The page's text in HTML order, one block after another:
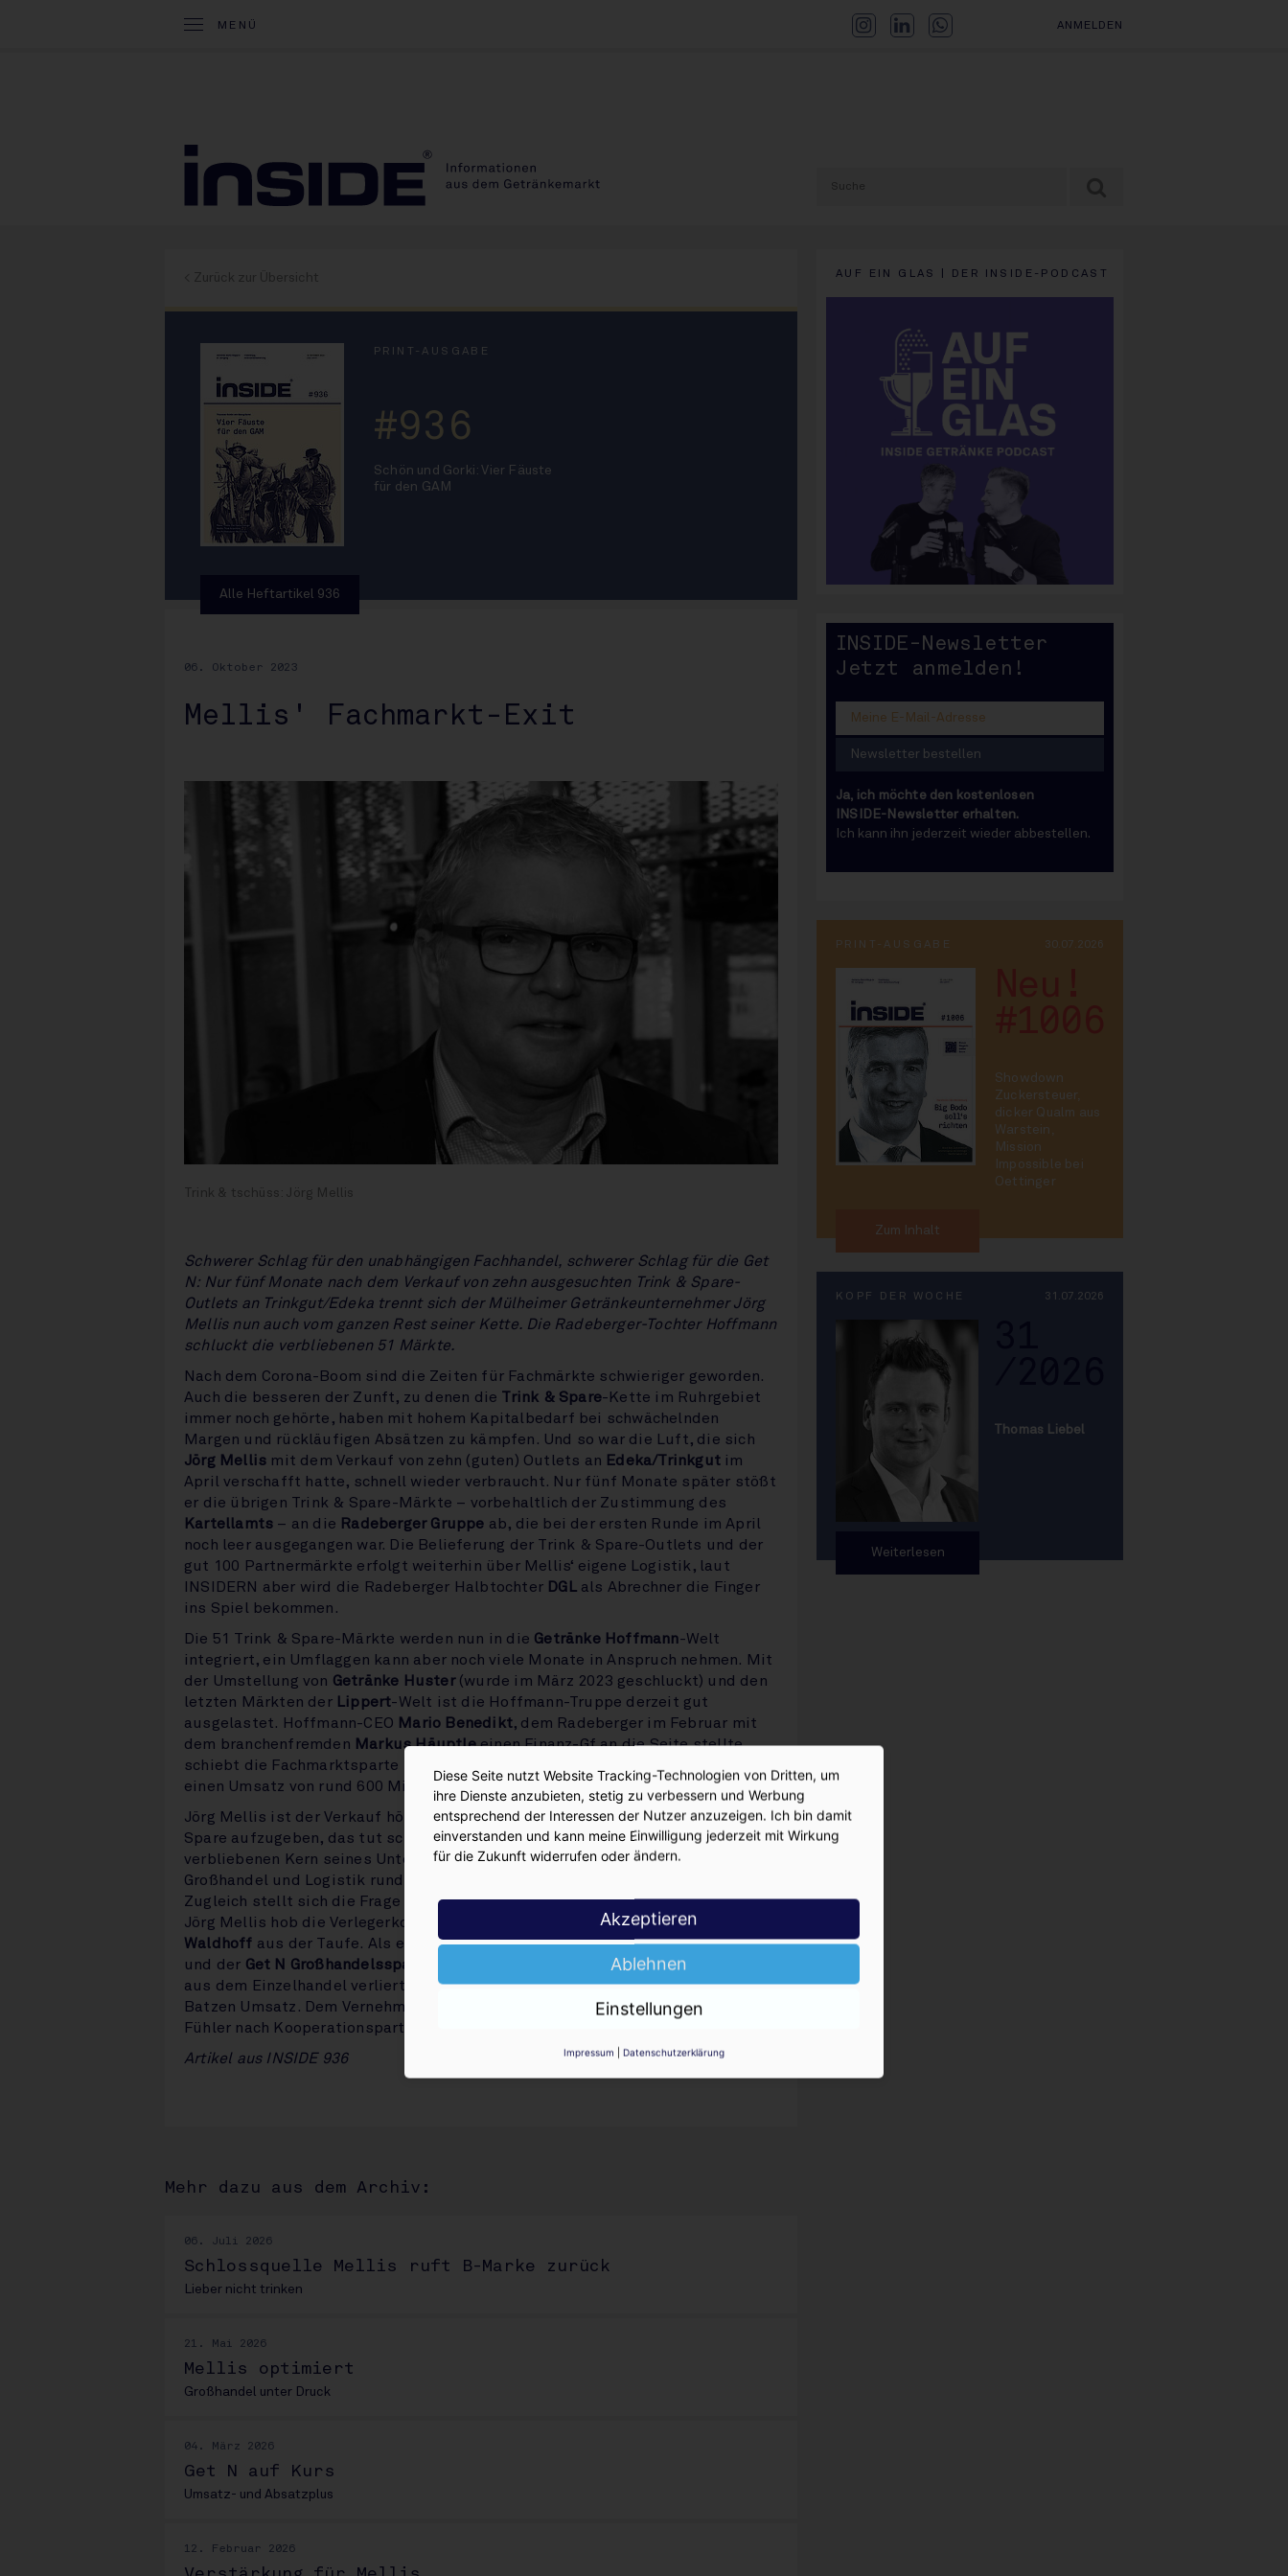
ANMELDEN
MENÜ
PRINT-AUSGABE
#936
Schön und Gorki: Vier Fäuste
für den GAM
Alle Heftartikel 936
06. Oktober 2023
Mellis' Fachmarkt-Exit
Trink & tschüss: Jörg Mellis
Schwerer Schlag für den unabhängigen Fachhandel, schwerer Schlag für die Get
N: Nur fünf Monate nach dem Verkauf von zehn ausgesuchten Trink & Spare-
Outlets an Trinkgut/Edeka trennt sich der Mülheimer Getränkeunternehmer Jörg
Mellis nun auch vom ganzen Rest seiner Kette. Die Radeberger-Tochter Hoffmann
schluckt die verbliebenen 51 Märkte.
Nach dem Corona-Boom sind die Zeiten für Fachmärkte schwieriger geworden.
Auch die besseren der Zunft, zu denen die Trink & Spare-Kette im Ruhrgebiet
immer noch gehörte, haben mit hohem Kapitalbedarf bei schwächelnden
Margen und rückläufigen Absätzen zu kämpfen. Und so war die Luft, die sich
Jörg Mellis mit dem Verkauf von zehn (guten) Outlets an Edeka/Trinkgut im
April verschafft hatte, schnell wieder verbraucht. Nur fünf Monate später stößt
er die übrigen Trink & Spare-Märkte – vorbehaltlich der Zustimmung des
Kartellamts – an die Radeberger Gruppe ab, die bei der ersten Runde im April
noch leer ausgegangen war. Die Belieferung der Trink & Spare-Outlets und der
gut 100 Partnermärkte erfolgt weiterhin über Mellis‘ eigene Logistik, laut
INSIDERN aber wird die Radeberger Halbtochter DGLals Abrechner die Finger
ins Spiel bekommen.
Die 51 Trink & Spare-Märkte werden nun in die Getränke Hoffmann-Welt
integriert, ein Umflaggen kann aber noch viele Monate in Anspruch nehmen. Mit
der Umstellung von Getränke Huster(wurde im März 2023 geschluckt) und den
letzten Märkten der Lippert-Welt ist die Hoffmann-Truppe derzeit gut
ausgelastet. Hoffmann-CEO Mario Benedikt, dem Radeberger im Februar mit
dem branchenfremden Markus Häuptleeinen Finanz-Gf an die Seite stellte,
schiebt die Fachmarktsparte mit dem Mellis-Deal nun auf 600 Märkte und
einen Umsatz von rund 600 Mio Euro.
Jörg Mellis ist der Verkauf hörbar schwer gefallen: „Nach über 30 Jahren Trink &
Spare aufzugeben, das tut schon weh.“ Er sieht sich nun in der Pflicht, den
verbliebenen Kern seines Unternehmens voranzubringen, die inklusive
Großhandel und Logistik rund 130 Mio Euro Umsatz große
Zugleich stellt sich die Frage nach der Mitgliedschaft von Mellis in derGet N.
Jörg Mellis hob die Verlegerkooperation 2009 zusammen mitGeins, Ahlers
Waldhoff aus der Taufe. Als einer von fünf Gesellschaftern derGet N Holding
und der Get N Großhandelssparte
bleibt er an Bord. Doch mit seinem Rückzug
aus dem Einzelhandel verliert der Get N Fachmarktdie Westflanke. Und einen
Batzen Umsatz. Dem Vernehmen nach strecken die Get N-Granden nun die
Fühler nach Kooperationspartnern aus.
Artikel aus INSIDE 936
Mehr dazu aus dem Archiv:
06. Juli 2026
Schlossquelle Mellis ruft B-Marke zurück
Lieber nicht trinken
21. Mai 2026
Mellis optimiert
Großhandel unter Druck
04. März 2026
Get N auf Kurs
Umsatz- und Absatzplus
12. Februar 2026
AUF EIN GLAS | DER INSIDE-PODCAST
INSIDE
INSIDE-Newsletter
Jetzt anmelden!
Ja, ich möchte den kostenlosen
INSIDE-Newsletter erhalten.
Ich kann ihn jederzeit wieder abbestellen.
PRINT-AUSGABE 30.07.2026
Showdown
Zuckersteuer,
dicker Qualm aus
Warstein,
Mission
Impossible bei
Oettinger
Zum Inhalt
KOPF DER WOCHE 31.07.2026
Thomas Liebel
Weiterlesen
Diese Seite nutzt Website Tracking-Technologien von Dritten, um
ihre Dienste anzubieten, stetig zu verbessern und Werbung
entsprechend der Interessen der Nutzer anzuzeigen. Ich bin damit
einverstanden und kann meine Einwilligung jederzeit mit Wirkung
für die Zukunft widerrufen oder ändern.
Akzeptieren
Ablehnen
Einstellungen
Impressum Datenschutzerklärung